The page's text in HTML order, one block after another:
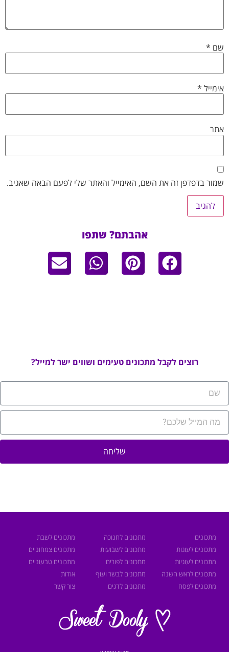
שם *
אימייל*
אתר
שמור בדפדפן זה את השם, האימייל והאתר שלי לפעם הבאה שאגיב.
אהבתם? שתפו
רוצים לקבל מתכונים טעימים ושווים ישר למייל?
שליחה
מתכונים
מתכונים לעוגות
מתכונים לעוגיות
מתכונים לראש השנה
מתכונים לפסח
מתכונים לחנוכה
מתכונים לשבועות
מתכונים לפורים
מתכונים לבשר ועוף
מתכונים לדגים
מתכונים לשבת
מתכונים צמחוניים
מתכונים טבעוניים
אודות
צור קשר